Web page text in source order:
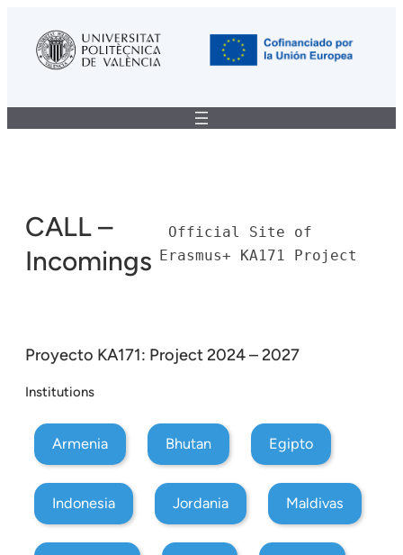
contenido
CALL –
Incomings Erasmus+ KA171 Project
Proyecto KA171: Project 2024 – 2027
Institutions
Armenia Bhutan Egipto
Indonesia Jordania Maldivas